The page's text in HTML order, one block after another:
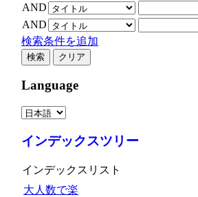
AND
AND
検索条件を追加
Language
インデックスツリー
インデックスリスト
大人数で楽